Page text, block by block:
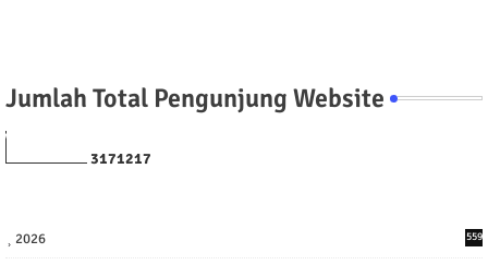
Jumlah Total Pengunjung Website
3171217
2026 559